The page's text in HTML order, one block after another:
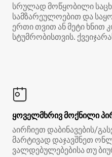
სრულად მოწყობილი
სამზარეულოებით და
ერთი თვით ან მეტი
სტუმრობისთვის.
ყოველმხრივ მოქნილი
აირჩიეთ დაბინავების/
მარტივად დაჯავშნეთ
ვალდებულებებისა თუ